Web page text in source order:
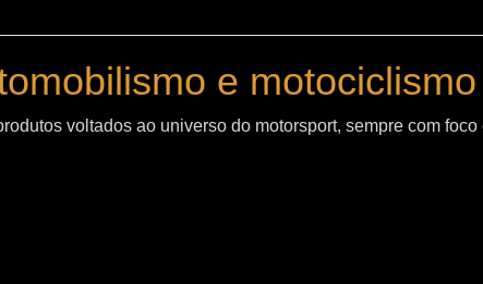
e motociclismo
voltados ao universo do motorsport, sempre com